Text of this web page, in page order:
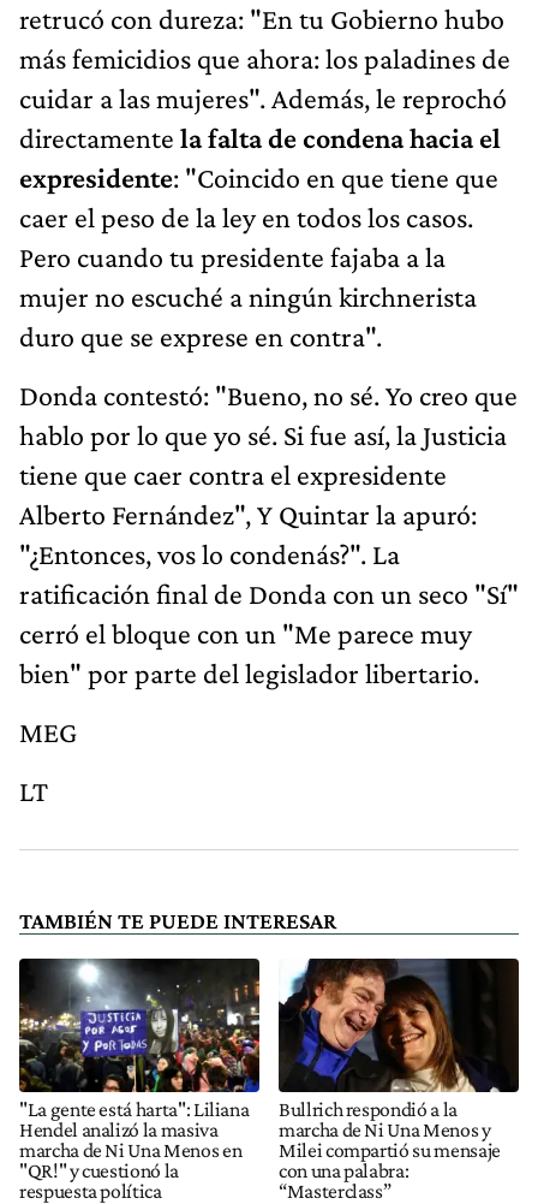
retrucó con dureza: "En tu Gobierno hubo
más femicidios que ahora: los paladines de
cuidar a las mujeres". Además, le reprochó
directamente la falta de condena hacia el
expresidente: "Coincido en que tiene que
caer el peso de la ley en todos los casos.
Pero cuando tu presidente fajaba a la
mujer no escuché a ningún kirchnerista
duro que se exprese en contra".
Donda contestó: "Bueno, no sé. Yo creo que
hablo por lo que yo sé. Si fue así, la Justicia
tiene que caer contra el expresidente
Alberto Fernández", Y Quintar la apuró:
"¿Entonces, vos lo condenás?". La
ratificación final de Donda con un seco "Sí"
cerró el bloque con un "Me parece muy
bien" por parte del legislador libertario.
MEG
LT
TAMBIÉN TE PUEDE INTERESAR
"La gente está harta": Liliana
Hendel analizó la masiva
marcha de Ni Una Menos en
"QR!" y cuestionó la
respuesta política
Bullrich respondió a la
marcha de Ni Una Menos y
Milei compartió su mensaje
con una palabra:
“Masterclass”